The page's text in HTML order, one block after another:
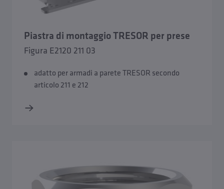
Piastra di montaggio TRESOR per prese
Figura E2120 211 03
adatto per armadi a parete TRESOR secondo
articolo 211 e 212